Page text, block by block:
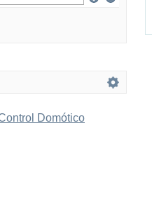
Domótico